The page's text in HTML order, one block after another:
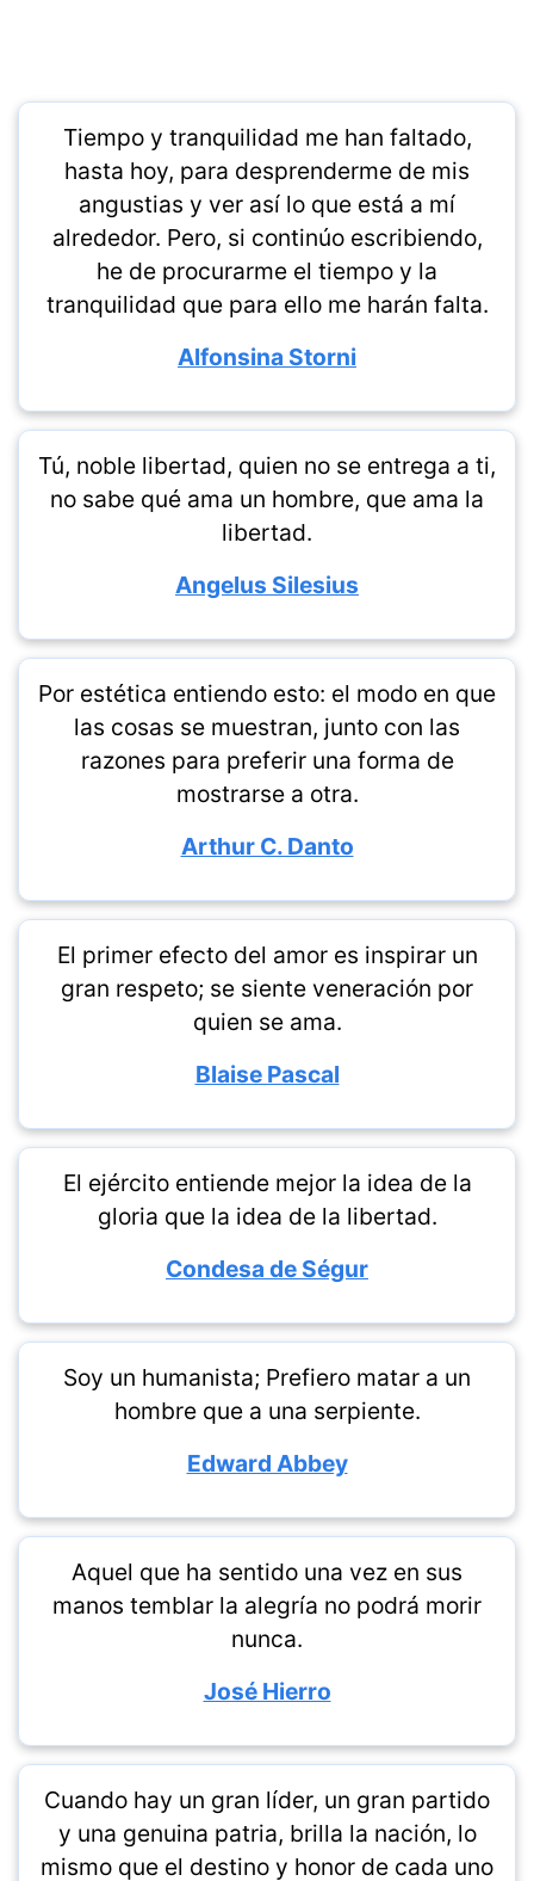
Tiempo y tranquilidad me han faltado,
hasta hoy, para desprenderme de mis
angustias y ver así lo que está a mí
alrededor. Pero, si continúo escribiendo,
he de procurarme el tiempo y la
tranquilidad que para ello me harán falta.
Alfonsina Storni
Tú, noble libertad, quien no se entrega a ti,
no sabe qué ama un hombre, que ama la
libertad.
Angelus Silesius
Por estética entiendo esto: el modo en que
las cosas se muestran, junto con las
razones para preferir una forma de
mostrarse a otra.
Arthur C. Danto
El primer efecto del amor es inspirar un
gran respeto; se siente veneración por
quien se ama.
Blaise Pascal
El ejército entiende mejor la idea de la
gloria que la idea de la libertad.
Condesa de Ségur
Soy un humanista; Prefiero matar a un
hombre que a una serpiente.
Edward Abbey
Aquel que ha sentido una vez en sus
manos temblar la alegría no podrá morir
nunca.
José Hierro
Cuando hay un gran líder, un gran partido
y una genuina patria, brilla la nación, lo
mismo que el destino y honor de cada uno